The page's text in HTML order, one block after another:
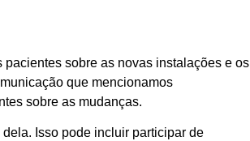
sobre as novas instalações e os
que mencionamos
sobre as mudanças.
Isso pode incluir participar de